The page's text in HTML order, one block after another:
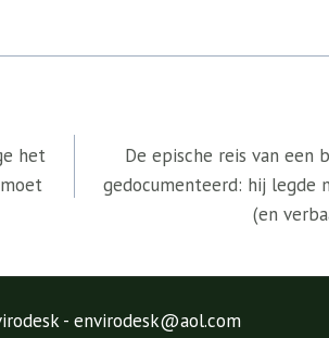
het
De epische reis van een
gedocumenteerd: hij legde
(en
- envirodesk@aol.com